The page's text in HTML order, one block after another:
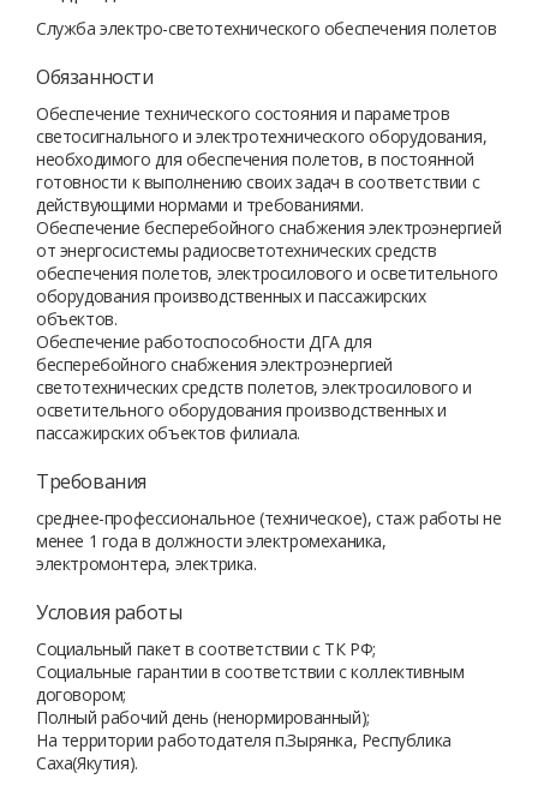
Служба электро-светотехнического обеспечения полетов
Обязанности
Обеспечение технического состояния и параметров
светосигнального и электротехнического оборудования,
необходимого для обеспечения полетов, в постоянной
готовности к выполнению своих задач в соответствии с
действующими нормами и требованиями.
Обеспечение бесперебойного снабжения электроэнергией
от энергосистемы радиосветотехнических средств
обеспечения полетов, электросилового и осветительного
оборудования производственных и пассажирских
объектов.
Обеспечение работоспособности ДГА для
бесперебойного снабжения электроэнергией
светотехнических средств полетов, электросилового и
осветительного оборудования производственных и
пассажирских объектов филиала.
Требования
среднее-профессиональное (техническое), стаж работы не
менее 1 года в должности электромеханика,
электромонтера, электрика.
Условия работы
Социальный пакет в соответствии с ТК РФ;
Социальные гарантии в соответствии с коллективным
договором;
Полный рабочий день (ненормированный);
На территории работодателя п.Зырянка, Республика
Саха(Якутия).